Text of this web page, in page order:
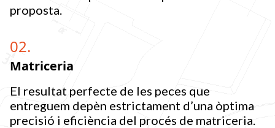
proposta.
02.
Matriceria
El resultat perfecte de les peces que
entreguem depèn estrictament d’una òptima
precisió i eficiència del procés de matriceria.